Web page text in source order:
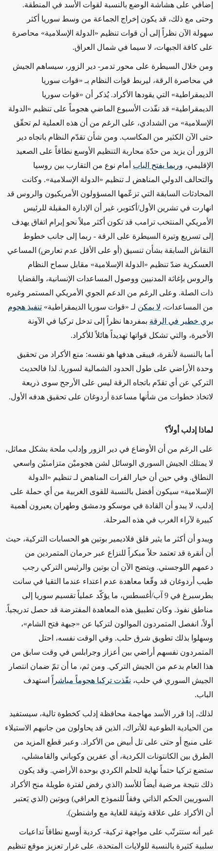
إضافي على هشاشة الوضع بالنسبة لقوات الأسد في المنطقة.
وحتى مع ذلك، قد يكون إخراج الجماعة من وسط سوريا أكثر
سهولة الآن نظراً إلى أن قوات تنظيم «الدولة الإسلامية» محاصرة
على كافة الجبهات، لا سيما في شمال العراق.
ومن خلال السيطرة على محور تدمر- دير الزور، سيساهم الجيش
في محاصرة الرقة، ليربط قوات النظام بـ «قوات سوريا
الديمقراطية» التي يقودها الأكراد. يُذكر أن «قوات سوريا
الديمقراطية» قد نفّذت الأسبوع الماضي هجوماً على تنظيم «الدولة
الإسلامية» من الشدادي، على الرغم من أن هذه العملية لم تحقّق
حتى الآن الكثير من المكاسب. ومن شأن تقدّم النظام باتجاه دير
الزور أن يزيد من حدّة محاربة التنظيم الأوسع نطاقاً على الصعيد
الإقليمي، وربما يفتح الباب أمام نوع من التقارب بين روسيا
والتحالف الدولي المناهض لـ تنظيم «الدولة الإسلامية». وكانت
المحادثات السابقة التي تزعّمها المسؤولون الأمريكيون والروس قد
انهارت في تشرين الأول/أكتوبر، غير أن الإدارة المقبلة للرئيس
الأمريكي المنتخب ترامب قد تكون أكثر ميلاً نحو إبرام اتفاق يهدف
إلى تسريع وتيرة السيطرة على الرقة - ربما إلى جانب خطوط
النقاش السابقة بشأن تنسيق (أو على الأقل عدم تعارض) المساعي
العسكرية ضدّ تنظيم «الدولة الإسلامية» مقابل سماح النظام
والروس بإغاثة المدنيين ووصول المساعدات الإنسانية، والقضايا
ذات الصلة. وعلى الرغم من الدعم الجوي الأمريكي المستمر وغيره
من المساعدات، لا يمكن لـ «قوات سوريا الديمقراطية» تنفيذ هجوم
بري خطير في الرقة بمفردها نظراً إلى تدخل تركيا في الآونة
الأخيرة، والتي تشكل قواتها تهديداً هائلاً للأكراد.
أما بالنسبة لأنقرة، فيبقى هدفها هو نفسه: منع الأكراد من تحقيق
وحدة الأراضي على طول الحدود الشمالية لسوريا. لذا فالحديث
التركي عن أي تقدّم باتجاه الرقة ليس على الأرجح سوى ذريعة
لاتخاذ خطوات من شأنها مساعدة أردوغان على تحقيق هدفه الأول.
لماذا إدلب أولاً؟
على الرغم من أن الأوضاع في دير الزور وإدلب ملحة بشكل مماثل،
لا يمتلك الجيش السوري الوسائل لشن هجوميْن متزامنيْن واسعي
النطاق. وفي حين أن خيار الفرات المناهض لـ تنظيم «الدولة
الإسلامية» سيكون أفضل بالنسبة للقوى الغربية من أي حملة على
إدلب، لا يبدو أن القادة في موسكو ودمشق وطهران يعيرون أهمية
كبيرة لآراء الغرب في هذه المرحلة.
ويبدو أن أكثر ما يثير قلق فلاديمير بوتين هو الحسابات التركية، حيث
أن أنقرة قد تعتمد حلاً مبكراً للنزاع عبر حرمان المتمردين من
دعمهم اللوجستي. ويتضح الآن أن بوتين والرئيس التركي رجب
طيب أردوغان قد وقّعا معاهدة عدم اعتداء عندما التقيا في سانت
بطرسبرغ في 9 آب/أغسطس، ما يؤكّد عملياً تقسيم سوريا إلى
مناطق نفوذ. وكان تطبيق هذه المعاهدة المفترضة قد حصل تدريجياً.
أولاً، انفصل المتمردون الموالون لتركيا عن «جبهة فتح الشام»،
وسهلوا بذلك تطويق شرق حلب. وفي الوقت نفسه، احتل
المتمردون نفسهم أراضي بين أعزاز وجرابلس في وقت سابق من
هذا العام بدعم من الجيش التركي. ومن ثم، ما أن تمّ ضمان انتصار
الجيش السوري في حلب، نفّذت تركيا هجوماً مباشراً
استهدف
الباب.
لذلك، إذا قرر الأسد مهاجمة محافظة إدلب كخطوة تالية، سيستفيد
من الحيادية الطوعية للأتراك، الذين قد يحاولون من جانبهم الاستيلاء
على منبج أو حتى على تل أبيض من الأكراد. وعبر قطع المزيد من
الطرق بين الكانتونات الكردية، أي عفرين وكوباني والقامشلي،
ستضع تركيا حتماً نهاية للحلم الكردي بوحدة الأراضي. وقد يكون
ذلك نتيجة مرضية أيضاً للأسد (الذي رفض لفترة طويلة منح الأكراد
السوريين الحكم الذاتي وفقاً للنموذج العراقي) وبوتين (الذي يَعتبر
أن الأكراد على علاقة وثيقة للغاية مع واشنطن).
غير أنه ستترتّب على مواجهة تركية- كردية أوسع نطاقاً تداعيات
سلبية كثيرة بالنسبة للولايات المتحدة، على غرار تعزيز موقع تنظيم